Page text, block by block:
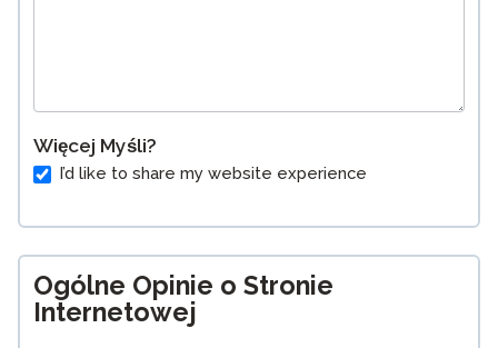
Więcej Myśli?
I’d like to share my website experience
Ogólne Opinie o Stronie
Internetowej